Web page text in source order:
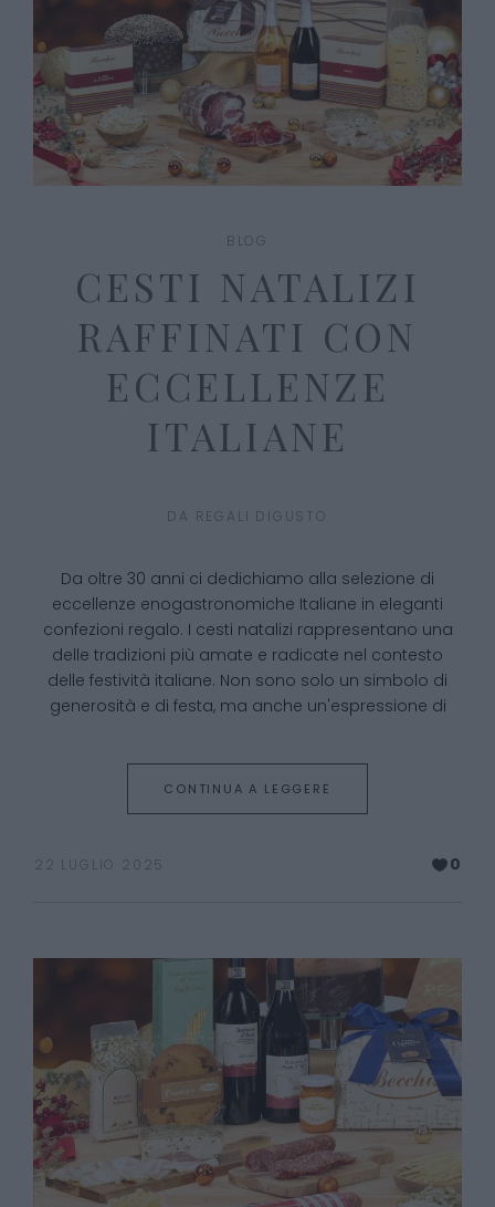
BLOG
CESTI NATALIZI
RAFFINATI CON
ECCELLENZE
ITALIANE
DA REGALI DIGUSTO
Da oltre 30 anni ci dedichiamo alla selezione di
eccellenze enogastronomiche Italiane in eleganti
confezioni regalo. I cesti natalizi rappresentano una
delle tradizioni più amate e radicate nel contesto
delle festività italiane. Non sono solo un simbolo di
generosità e di festa, ma anche un'espressione di
CONTINUA A LEGGERE
22 LUGLIO 2025 0